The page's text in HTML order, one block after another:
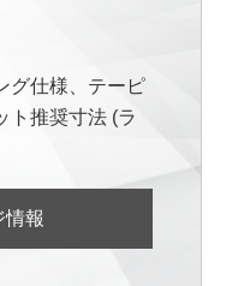
グ仕様、テーピ
ト推奨寸法 (ラ
情報